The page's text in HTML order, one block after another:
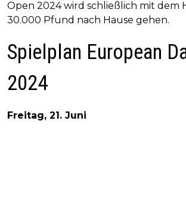
Open 2024 wird schließlich mit dem
30.000 Pfund nach Hause gehen.
Spielplan European
2024
Freitag, 21. Juni